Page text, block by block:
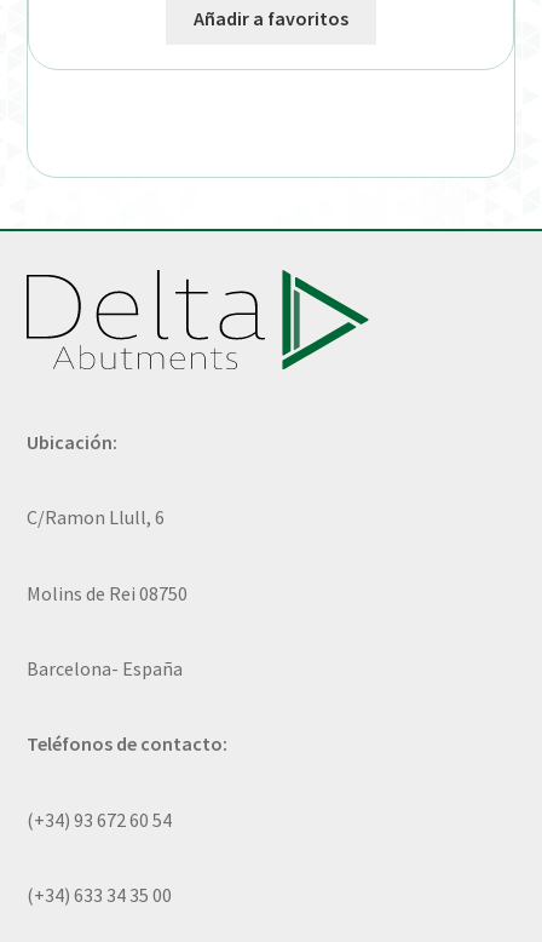
Añadir a favoritos
Ubicación:
C/Ramon Llull, 6
Molins de Rei 08750
Barcelona- España
Teléfonos de contacto:
(+34) 93 672 60 54
(+34) 633 34 35 00